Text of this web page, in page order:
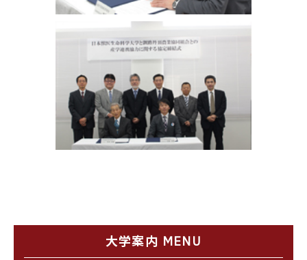
大学案内 MENU